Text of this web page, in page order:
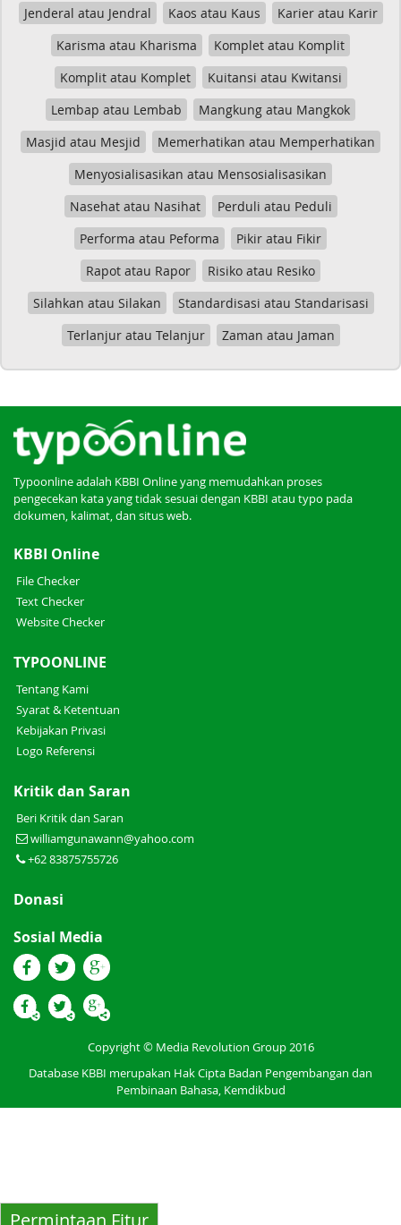
Jenderal atau Jendral
Kaos atau Kaus
Karier atau Karir
Karisma atau Kharisma
Komplet atau Komplit
Komplit atau Komplet
Kuitansi atau Kwitansi
Lembap atau Lembab
Mangkung atau Mangkok
Masjid atau Mesjid
Memerhatikan atau Memperhatikan
Menyosialisasikan atau Mensosialisasikan
Nasehat atau Nasihat
Perduli atau Peduli
Performa atau Peforma
Pikir atau Fikir
Rapot atau Rapor
Risiko atau Resiko
Silahkan atau Silakan
Standardisasi atau Standarisasi
Terlanjur atau Telanjur
Zaman atau Jaman
Typoonline adalah KBBI Online yang memudahkan proses
pengecekan kata yang tidak sesuai dengan KBBI atau typo pada
dokumen, kalimat, dan situs web.
KBBI Online
File Checker
Text Checker
Website Checker
TYPOONLINE
Tentang Kami
Syarat & Ketentuan
Kebijakan Privasi
Logo Referensi
Kritik dan Saran
Beri Kritik dan Saran
williamgunawann@yahoo.com
+62 83875755726
Donasi
Sosial Media
Permintaan Fitur
Copyright © Media Revolution Group 2016
Database KBBI merupakan Hak Cipta Badan Pengembangan dan
Pembinaan Bahasa, Kemdikbud